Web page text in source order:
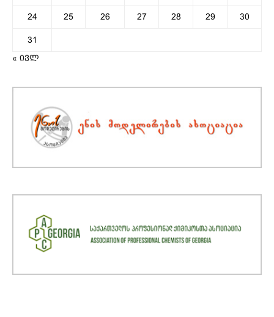
24 25 26 27 28 29 30
31
« ივლ